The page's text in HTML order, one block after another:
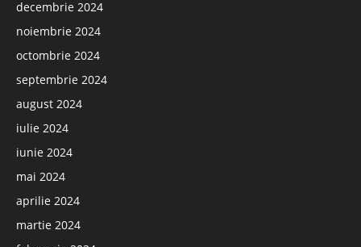
decembrie 2024
noiembrie 2024
octombrie 2024
septembrie 2024
august 2024
iulie 2024
iunie 2024
mai 2024
aprilie 2024
martie 2024